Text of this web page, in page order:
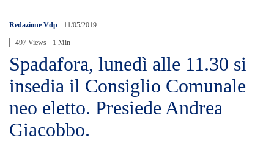
Redazione Vdp - 11/05/2019
497 Views 1 Min
Spadafora, lunedì alle 11.30 si
insedia il Consiglio Comunale
neo eletto. Presiede Andrea
Giacobbo.